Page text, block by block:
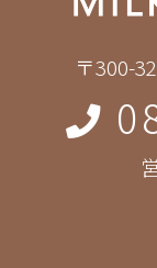
〒300-